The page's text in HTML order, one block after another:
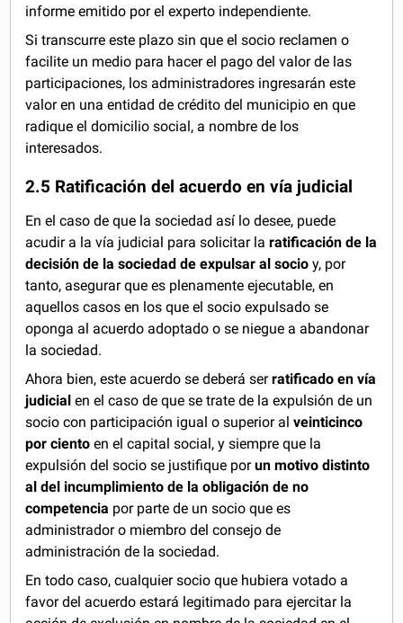
informe emitido por el experto independiente.
Si transcurre este plazo sin que el socio reclamen o
facilite un medio para hacer el pago del valor de las
participaciones, los administradores ingresarán este
valor en una entidad de crédito del municipio en que
radique el domicilio social, a nombre de los
interesados.
2.5 Ratificación del acuerdo en vía judicial
En el caso de que la sociedad así lo desee, puede
acudir a la vía judicial para solicitar la ratificación de la
decisión de la sociedad de expulsar al socio y, por
tanto, asegurar que es plenamente ejecutable, en
aquellos casos en los que el socio expulsado se
oponga al acuerdo adoptado o se niegue a abandonar
la sociedad.
Ahora bien, este acuerdo se deberá serratificado en vía
judicial en el caso de que se trate de la expulsión de un
socio con participación igual o superior alveinticinco
por ciento en el capital social, y siempre que la
expulsión del socio se justifique porun motivo distinto
al del incumplimiento de la obligación de no
competencia por parte de un socio que es
administrador o miembro del consejo de
administración de la sociedad.
En todo caso, cualquier socio que hubiera votado a
favor del acuerdo estará legitimado para ejercitar la